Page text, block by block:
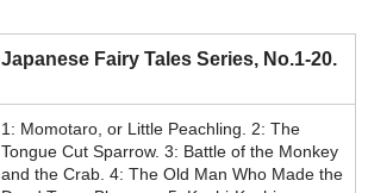
Japanese Fairy Tales Series, No.1-20.
1: Momotaro, or Little Peachling. 2: The
Tongue Cut Sparrow. 3: Battle of the Monkey
and the Crab. 4: The Old Man Who Made the